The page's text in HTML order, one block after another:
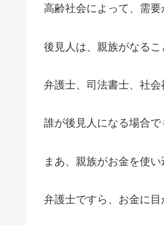
高齢社会によって、需要
後見人は、親族がなるこ
弁護士、司法書士、社会
誰が後見人になる場合で
まあ、親族がお金を使
弁護士ですら、お金に目